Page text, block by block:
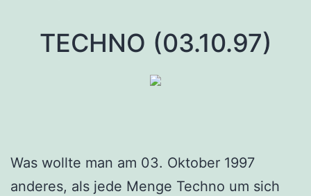
TECHNO (03.10.97)
Was wollte man am 03. Oktober 1997
anderes, als jede Menge Techno um sich